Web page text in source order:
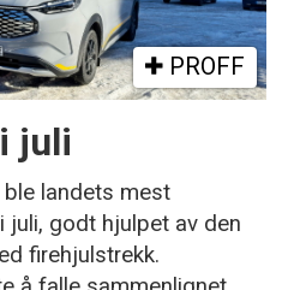
PROFF
juli
ble landets mest
juli, godt hjulpet av den
firehjulstrekk.